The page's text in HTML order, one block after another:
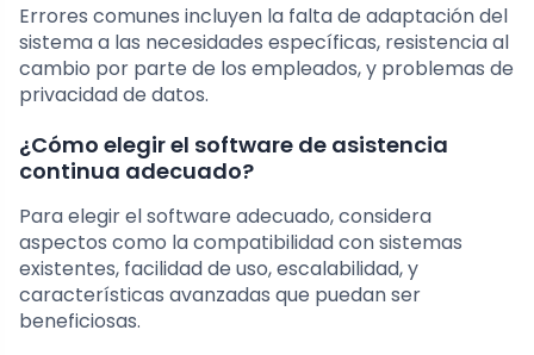
Errores comunes incluyen la falta de adaptación del
sistema a las necesidades específicas, resistencia al
cambio por parte de los empleados, y problemas de
privacidad de datos.
¿Cómo elegir el software de asistencia
continua adecuado?
Para elegir el software adecuado, considera
aspectos como la compatibilidad con sistemas
existentes, facilidad de uso, escalabilidad, y
características avanzadas que puedan ser
beneficiosas.